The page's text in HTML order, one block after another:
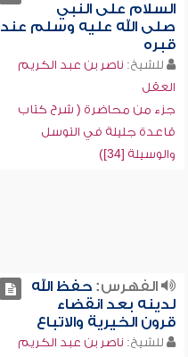
السلام على النبي
صلى الله عليه وسلم عند
قبره
للشيخ: ناصر بن عبد الكريم
العقل
جزء من محاضرة ( شرح كتاب
قاعدة جليلة في التوسل
والوسيلة [34])
الفهرس:حفظ الله
لدينه بعد انقضاء
قرون الخيرية والاتباع
للشيخ: ناصر بن عبد الكريم